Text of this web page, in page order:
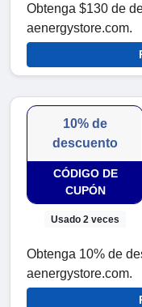
Obtenga $130 de
aenergystore.com.
10% de
descuento
CÓDIGO DE
CUPÓN
Usado 2 veces
Obtenga 10% de
aenergystore.com.